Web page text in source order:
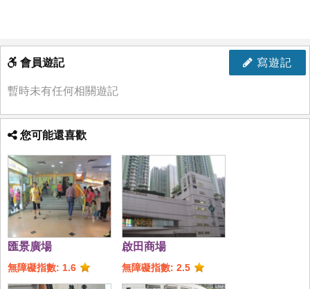
寫遊記
會員遊記
暫時未有任何相關遊記
您可能還喜歡
匯景廣場
無障礙指數: 1.6
啟田商場
無障礙指數: 2.5